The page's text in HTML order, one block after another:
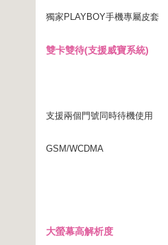
獨家PLAYBOY手機專屬皮套
雙卡雙待(支援威寶系統)
支援兩個門號同時待機使用
GSM/WCDMA
大螢幕高解析度